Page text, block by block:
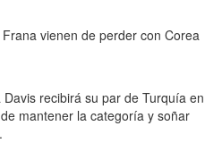
vienen de perder con Corea
recibirá su par de Turquía en
mantener la categoría y soñar